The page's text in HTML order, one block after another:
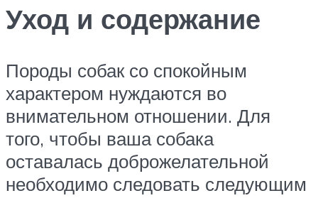
Уход и содержание
Породы собак со спокойным
характером нуждаются во
внимательном отношении. Для
того, чтобы ваша собака
оставалась доброжелательной
необходимо следовать следующим